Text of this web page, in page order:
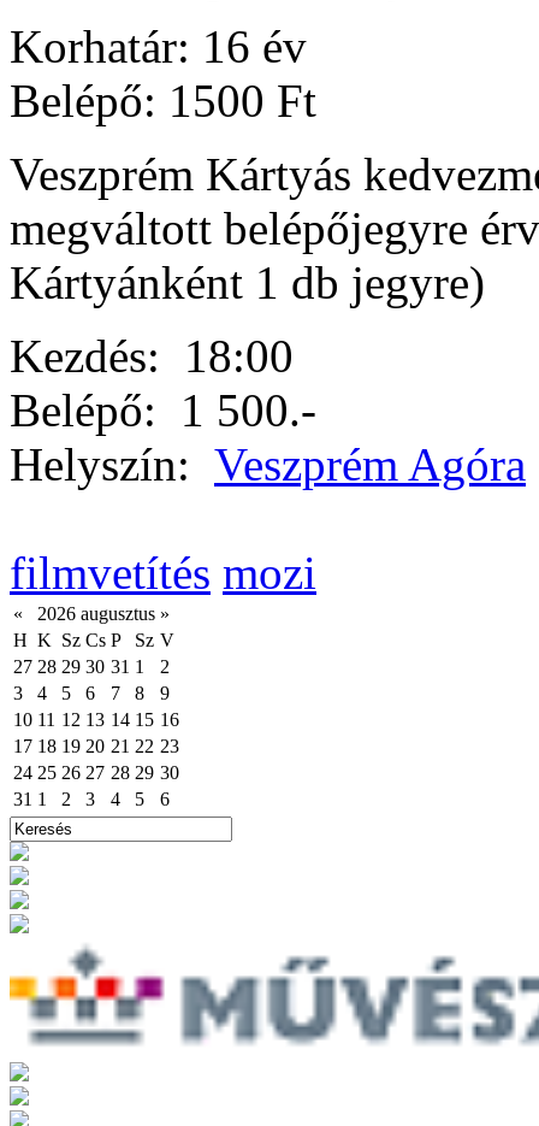
Korhatár: 16 év
Belépő: 1500 Ft
Veszprém Kártyás
megváltott belépőjegyre
Kártyánként 1 db jegyre)
Kezdés: 18:00
Belépő: 1 500.-
Helyszín: Veszprém Agóra
filmvetítés mozi
« 2026 augusztus »
H K Sz Cs P Sz V
27 28 29 30 31 1
2
3
4 5 6 7 8
9
10 11 12 13 14 15 16
17 18 19 20 21 22 23
24 25 26 27 28 29 30
31 1 2 3 4 5 6